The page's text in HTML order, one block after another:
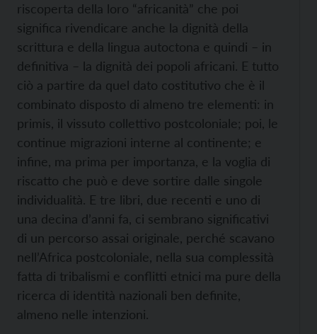
riscoperta della loro “africanità” che poi
significa rivendicare anche la dignità della
scrittura e della lingua autoctona e quindi – in
definitiva – la dignità dei popoli africani. E tutto
ciò a partire da quel dato costitutivo che è il
combinato disposto di almeno tre elementi: in
primis, il vissuto collettivo postcoloniale; poi, le
continue migrazioni interne al continente; e
infine, ma prima per importanza, e la voglia di
riscatto che può e deve sortire dalle singole
individualità. E tre libri, due recenti e uno di
una decina d’anni fa, ci sembrano significativi
di un percorso assai originale, perché scavano
nell’Africa postcoloniale, nella sua complessità
fatta di tribalismi e conflitti etnici ma pure della
ricerca di identità nazionali ben definite,
almeno nelle intenzioni.